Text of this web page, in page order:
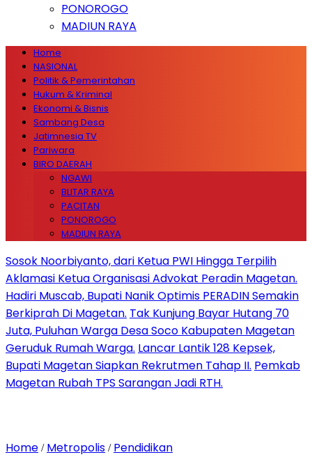
PONOROGO
MADIUN RAYA
Home
NASIONAL
Politik & Pemerintahan
Hukum & Kriminal
Ekonomi & Bisnis
Sambang Desa
Jatimnesia TV
Pariwara
BIRO DAERAH
NGAWI
BLITAR RAYA
PACITAN
PONOROGO
MADIUN RAYA
Sosok Noorbiyanto, dari Ketua PWI Hingga Terpilih
Aklamasi Ketua Organisasi Advokat Peradin Magetan.
Hadiri Muscab, Bupati Nanik Optimis PERADIN Semakin
Berkiprah Di Magetan. Tak Kunjung Bayar Hutang 70
Juta, Puluhan Warga Desa Soco Kabupaten Magetan
Geruduk Rumah Warga. Lancar Lantik 128 Kepsek,
Bupati Magetan Siapkan Rekrutmen Tahap II. Pemkab
Magetan Rubah TPS Sarangan Jadi RTH.
Home / Metropolis / Pendidikan